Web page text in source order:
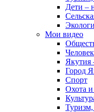
Дети –
Мои видео
Человек
Якутия
Город
Спорт
Охота
Туризм,